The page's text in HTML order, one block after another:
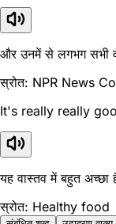
और उनमें से लगभग सभी
स्रोत: NPR News
It's really really
यह वास्तव में बहुत अच्छा
स्रोत: Healthy food